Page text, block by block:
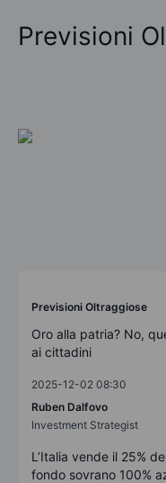
Previsioni
Previsioni Oltraggiose
Oro alla patria? No,
ai cittadini
2025-12-02 08:30
Ruben Dalfovo
Investment Strategist
L’Italia vende il 25%
fondo sovrano 100%